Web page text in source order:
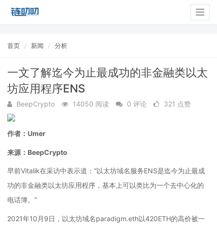
首页 新闻 分析
一文了解迄今为止最成功的非金融类以太
坊应用程序ENS
BeepCrypto 14050 阅读 0 评论 321 点赞
作者：Umer
来源：BeepCrypto
早前Vitalik在采访中表示道：“以太坊域名服务ENS是迄今为止最成
功的非金融类以太坊应用程序，基本上可以类比为一个去中心化的
电话簿。”
2021年10月9日，以太坊域名paradigm.eth以420ETH的高价被一